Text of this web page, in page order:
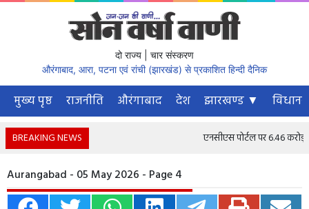
दो राज्य | चार संस्करण
औरंगाबाद, आरा, पटना एवं रांची (झारखंड) से प्रकाशित हिन्दी दैनिक
मुख्य पृष्ठ राजनीति औरंगाबाद देश झारखण्ड ▼
BREAKING NEWS एनसीएस पोर्टल पर 6.46 करोड़
Aurangabad - 05 May 2026 - Page 4